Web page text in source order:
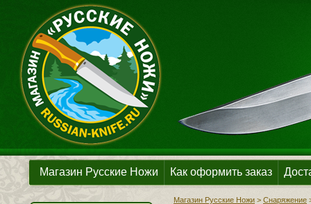
Магазин Русские Ножи Как оформить заказ
Магазин Русские Ножи > Снаряжение